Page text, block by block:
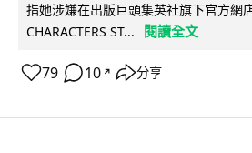
指她涉嫌在出版巨頭集英社旗下官方網
CHARACTERS ST...
閱讀全文
79 10 ↗ 分享